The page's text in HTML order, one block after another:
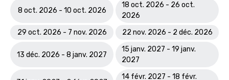
8 oct. 2026 - 10 oct. 2026
18 oct. 2026 - 26 oct.
2026
29 oct. 2026 - 7 nov. 2026
22 nov. 2026 - 2 déc. 2026
13 déc. 2026 - 8 janv. 2027
15 janv. 2027 - 19 janv.
2027
14 févr. 2027 - 18 févr.